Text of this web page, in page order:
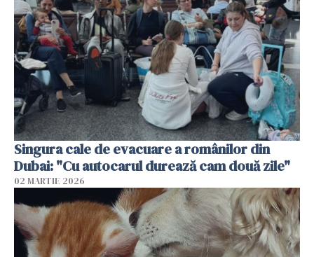
Singura cale de evacuare a românilor din
Dubai: "Cu autocarul durează cam două zile"
02 MARTIE 2026